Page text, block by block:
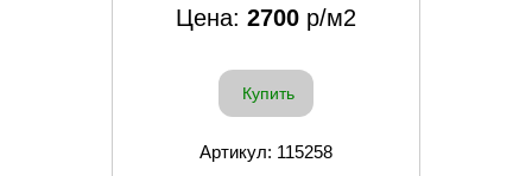
Цена: 2700 р/м2
Купить
Артикул: 115258